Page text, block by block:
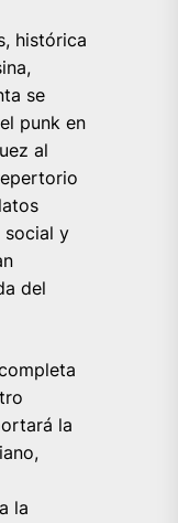
histórica
se
punk en
al
social y
del
la
la